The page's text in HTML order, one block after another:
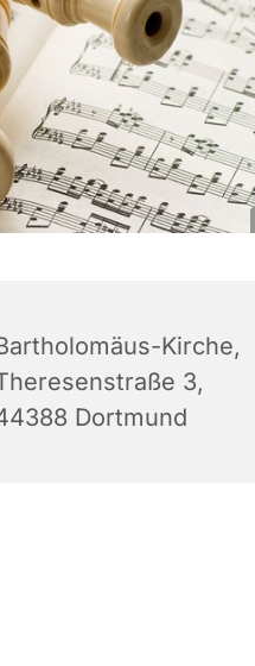
Kirche,
3,
Dortmund